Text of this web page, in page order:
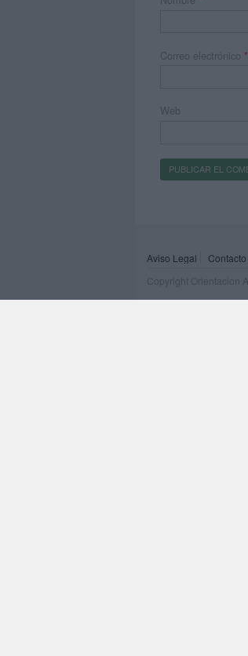
Correo electrónico *
Web
Aviso Legal Contacto